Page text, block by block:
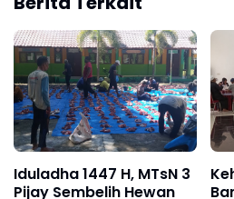
Iduladha 1447 H, MTsN 3
Pijay Sembelih Hewan